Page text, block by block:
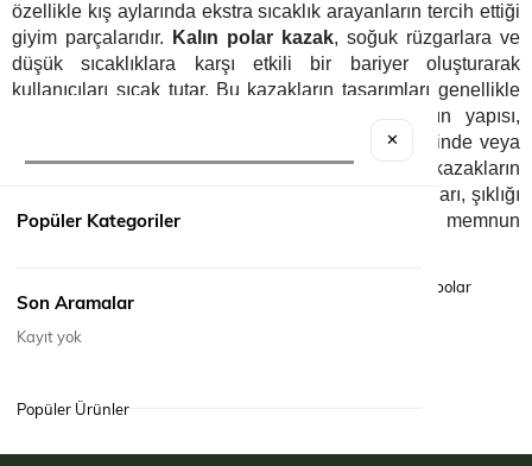
özellikle kış aylarında ekstra sıcaklık arayanların tercih ettiği
giyim parçalarıdır.
Kalın polar kazak, soğuk rüzgarlara ve
düşük sıcaklıklara karşı etkili bir bariyer oluşturarak
kullanıcıları sıcak tutar. Bu kazakların tasarımları genellikle
şıklığı ve fonksiyonelliği bir araya getirir. Kalın yapısı,
genellikle gençlerin ve yetişkinlerin kış aktivitelerinde veya
karlı günlerde tercih ettiği bir özelliktir. Kalın polar kazakların
genellikle geniş renk seçenekleri ve sade tasarımları, şıklığı
ve konforu bir arada arayan kullanıcıları memnun
polar kazak modelleri, fermuarlı polar kazak, kalın polar
kazak,
Ocak 29, 2024
✕
Popüler Kategoriler
Son Aramalar
Kayıt yok
Popüler Ürünler